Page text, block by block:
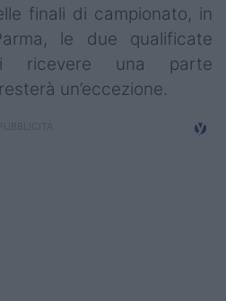
finali di campionato, in
le due qualificate
ricevere una parte
un’eccezione.